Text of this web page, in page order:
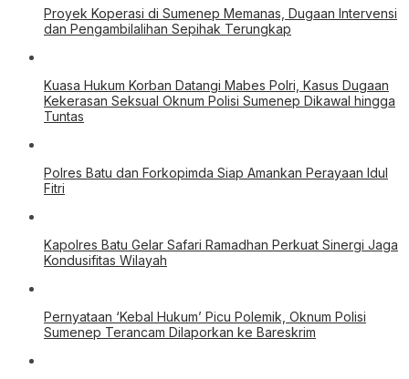
Proyek Koperasi di Sumenep Memanas, Dugaan Intervensi
dan Pengambilalihan Sepihak Terungkap
Kuasa Hukum Korban Datangi Mabes Polri, Kasus Dugaan
Kekerasan Seksual Oknum Polisi Sumenep Dikawal hingga
Tuntas
Polres Batu dan Forkopimda Siap Amankan Perayaan Idul
Fitri
Kapolres Batu Gelar Safari Ramadhan Perkuat Sinergi Jaga
Kondusifitas Wilayah
Pernyataan ‘Kebal Hukum’ Picu Polemik, Oknum Polisi
Sumenep Terancam Dilaporkan ke Bareskrim